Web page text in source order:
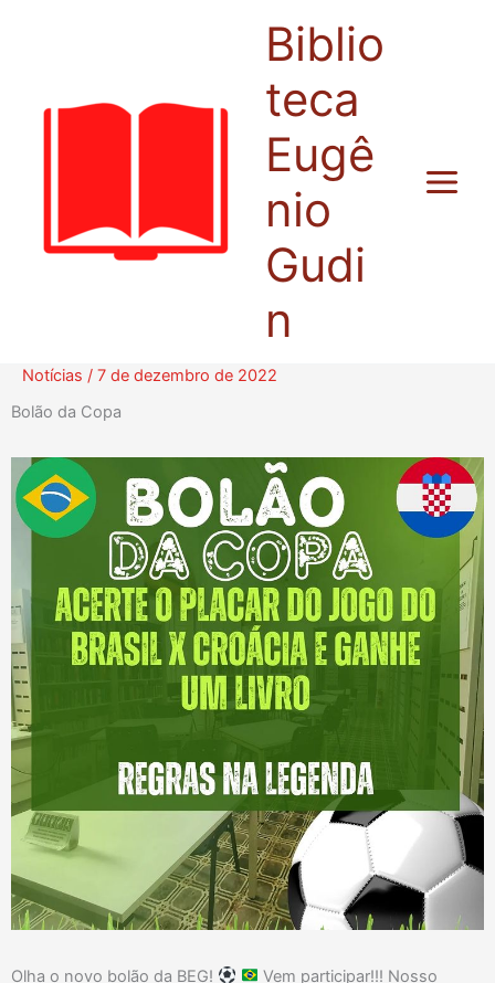
Biblio
teca
Eugê
nio
Gudi
n
Notícias / 7 de dezembro de 2022
Bolão da Copa
Olha o novo bolão da BEG!
Vem participar!!! Nosso